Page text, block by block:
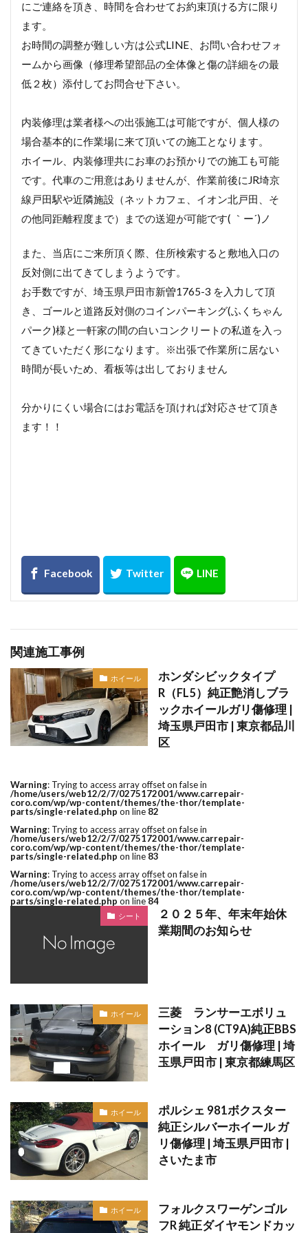
にご連絡を頂き、時間を合わせてお約束頂ける方に限り
ます。
お時間の調整が難しい方は公式LINE、お問い合わせフォ
ームから画像（修理希望部品の全体像と傷の詳細をの最
低２枚）添付してお問合せ下さい。
内装修理は業者様への出張施工は可能ですが、個人様の
場合基本的に作業場に来て頂いての施工となります。
ホイール、内装修理共にお車のお預かりでの施工も可能
です。代車のご用意はありませんが、作業前後にJR埼京
線戸田駅や近隣施設（ネットカフェ、イオン北戸田、そ
の他同距離程度まで）までの送迎が可能です( ｀ー´)ノ
また、当店にご来所頂く際、住所検索すると敷地入口の
反対側に出てきてしまうようです。
お手数ですが、埼玉県戸田市新曽1765-3 を入力して頂
き、ゴールと道路反対側のコインパーキング(ふくちゃん
パーク)様と一軒家の間の白いコンクリートの私道を入っ
てきていただく形になります。※出張で作業所に居ない
時間が長いため、看板等は出しておりません
分かりにくい場合にはお電話を頂ければ対応させて頂き
ます！！
関連施工事例
ホイール
ホンダシビックタイプ
R（FL5）純正艶消しブラ
ックホイールガリ傷修理 |
埼玉県戸田市 | 東京都品川
区
Warning: Trying to access array offset on false in
/home/users/web12/2/7/0275172001/www.carrepair-
coro.com/wp/wp-content/themes/the-thor/template-
parts/single-related.php on line 82
Warning: Trying to access array offset on false in
/home/users/web12/2/7/0275172001/www.carrepair-
coro.com/wp/wp-content/themes/the-thor/template-
parts/single-related.php on line 83
Warning: Trying to access array offset on false in
/home/users/web12/2/7/0275172001/www.carrepair-
coro.com/wp/wp-content/themes/the-thor/template-
parts/single-related.php on line 84
シート
２０２５年、年末年始休
業期間のお知らせ
ホイール
三菱 ランサーエボリュ
ーション8 (CT9A)純正BBS
ホイール ガリ傷修理 | 埼
玉県戸田市 | 東京都練馬区
ホイール
ポルシェ 981ボクスター
純正シルバーホイール ガ
リ傷修理 | 埼玉県戸田市 |
さいたま市
ホイール
フォルクスワーゲンゴル
フR 純正ダイヤモンドカッ